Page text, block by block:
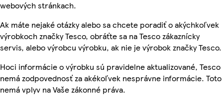
webových stránkach.
Ak máte nejaké otázky alebo sa chcete poradiť o akýchkoľvek
výrobkoch značky Tesco, obráťte sa na Tesco zákaznícky
servis, alebo výrobcu výrobku, ak nie je výrobok značky Tesco.
Hoci informácie o výrobku sú pravidelne aktualizované, Tesco
nemá zodpovednosť za akékoľvek nesprávne informácie. Toto
nemá vplyv na Vaše zákonné práva.